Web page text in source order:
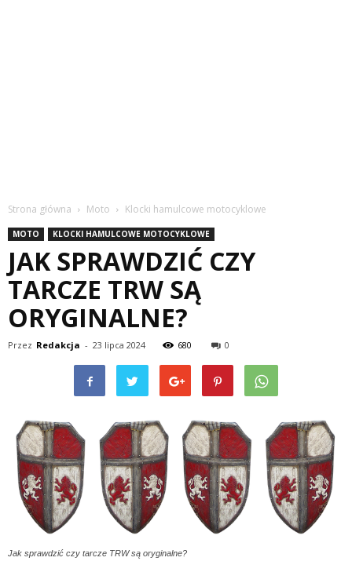
Strona główna Moto Klocki hamulcowe motocyklowe
MOTO KLOCKI HAMULCOWE MOTOCYKLOWE
JAK SPRAWDZIĆ CZY
TARCZE TRW SĄ
ORYGINALNE?
Przez Redakcja - 23 lipca 2024 680 0
Jak sprawdzić czy tarcze TRW są oryginalne?